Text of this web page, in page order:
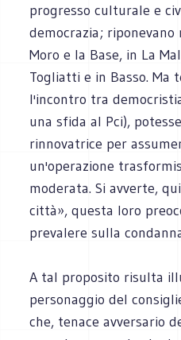
progresso culturale e
democrazia;
Moro e la Base, in La
Togliatti e in Basso. Ma
l'incontro tra
una sfida al Pci),
rinnovatrice per
un'operazione
moderata. Si avverte,
città», questa loro
prevalere sulla
A tal proposito risulta
personaggio del
che, tenace avversario